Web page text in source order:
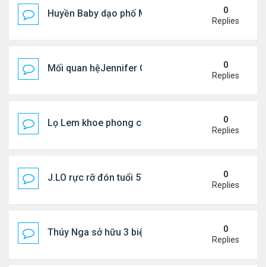
Huyền Baby dạo phố Mỹ
0
Replies
Mối quan hệJennifer Garner và mẹ chồng cũ
0
Replies
Lọ Lem khoe phong cách ở New York
0
Replies
J.LO rực rỡ đón tuổi 57 trên đất Âu
0
Replies
Thúy Nga sở hữu 3 biệt thự triệu USD ở Mỹ
0
Replies